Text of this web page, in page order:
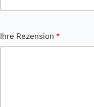
Ihre Rezension *